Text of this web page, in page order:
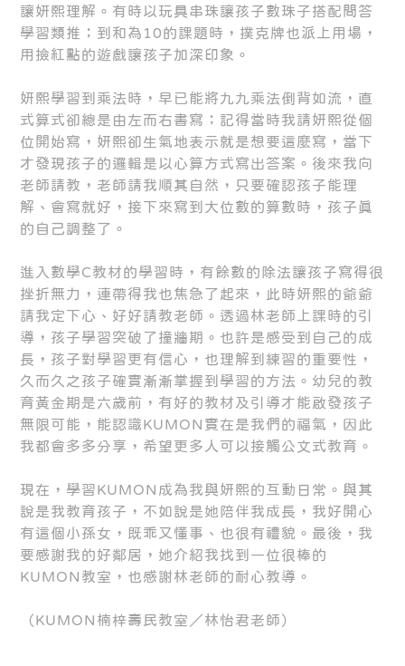
讓妍熙理解。有時以玩具串珠讓孩子數珠子搭配問答
學習類推；到和為10的課題時，撲克牌也派上用場，
用撿紅點的遊戲讓孩子加深印象。
妍熙學習到乘法時，早已能將九九乘法倒背如流，直
式算式卻總是由左而右書寫；記得當時我請妍熙從個
位開始寫，妍熙卻生氣地表示就是想要這麼寫，當下
才發現孩子的邏輯是以心算方式寫出答案。後來我向
老師請教，老師請我順其自然，只要確認孩子能理
解、會寫就好，接下來寫到大位數的算數時，孩子真
的自己調整了。
進入數學C教材的學習時，有餘數的除法讓孩子寫得很
挫折無力，連帶得我也焦急了起來，此時妍熙的爺爺
請我定下心、好好請教老師。透過林老師上課時的引
導，孩子學習突破了撞牆期。也許是感受到自己的成
長，孩子對學習更有信心，也理解到練習的重要性，
久而久之孩子確實漸漸掌握到學習的方法。幼兒的教
育黃金期是六歲前，有好的教材及引導才能啟發孩子
無限可能，能認識KUMON實在是我們的福氣，因此
我都會多多分享，希望更多人可以接觸公文式教育。
現在，學習KUMON成為我與妍熙的互動日常。與其
說是我教育孩子，不如說是她陪伴我成長，我好開心
有這個小孫女，既乖又懂事、也很有禮貌。最後，我
要感謝我的好鄰居，她介紹我找到一位很棒的
KUMON教室，也感謝林老師的耐心教導。
（KUMON楠梓壽民教室／林怡君老師）